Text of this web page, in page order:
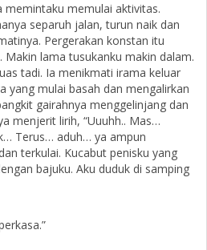
memintaku memulai aktivitas.
separuh jalan, turun naik dan
Pergerakan konstan itu
Makin lama tusukanku makin dalam.
tadi. Ia menikmati irama keluar
yang mulai basah dan mengalirkan
gairahnya menggelinjang dan
menjerit lirih, “Uuuhh.. Mas…
Terus… aduh… ya ampun
terkulai. Kucabut penisku yang
bajuku. Aku duduk di samping